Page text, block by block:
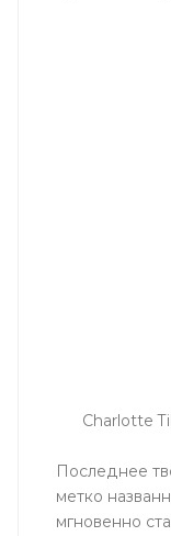
Charlotte
Последнее
метко
мгновенно